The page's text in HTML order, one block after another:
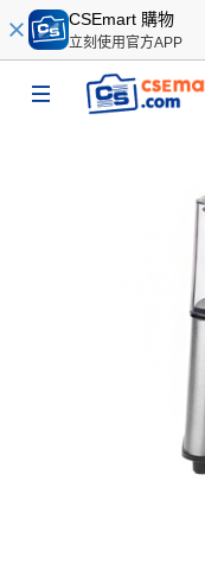
CSEmart 購物
立刻使用官方APP